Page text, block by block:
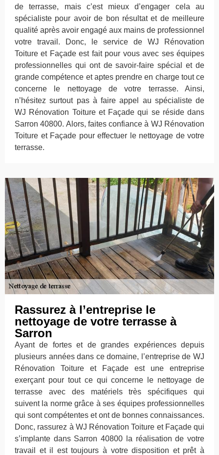
de terrasse, mais c’est mieux d’engager cela au
spécialiste pour avoir de bon résultat et de meilleure
qualité après avoir engagé aux mains de professionnel
votre travail. Donc, le service de WJ Rénovation
Toiture et Façade est fait pour vous avec ses équipes
professionnelles qui ont de savoir-faire spécial et de
grande compétence et aptes prendre en charge tout ce
concerne le nettoyage de votre terrasse. Ainsi,
n’hésitez surtout pas à faire appel au spécialiste de
WJ Rénovation Toiture et Façade qui se réside dans
Sarron 40800. Alors, faites confiance à WJ Rénovation
Toiture et Façade pour effectuer le nettoyage de votre
terrasse.
Rassurez à l’entreprise le
nettoyage de votre terrasse à
Sarron
Ayant de fortes et de grandes expériences depuis
plusieurs années dans ce domaine, l’entreprise de WJ
Rénovation Toiture et Façade est une entreprise
exerçant pour tout ce qui concerne le nettoyage de
terrasse avec des matériels très spécifiques qui
suivent la norme grâce à ses équipes professionnelles
qui sont compétentes et ont de bonnes connaissances.
Donc, rassurez à WJ Rénovation Toiture et Façade qui
s’implante dans Sarron 40800 la réalisation de votre
travail et il est toujours à votre disposition et prêt à